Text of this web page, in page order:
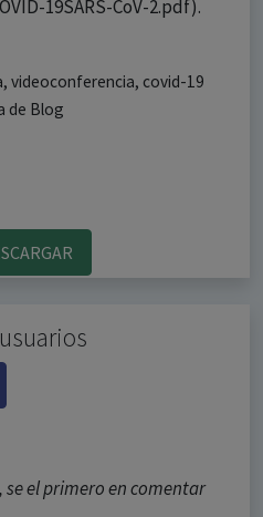
19SARS-CoV-2.pdf).
videoconferencia, covid-19
de Blog
el primero en comentar